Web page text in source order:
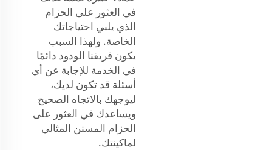
في العثور على الحزام
الذي يلبي احتياجاتك
الخاصة. ولهذا السبب
يكون فريقنا الودود دائمًا
في الخدمة للإجابة عن أي
أسئلة قد تكون لديك،
ليوجهك بالاتجاه الصحيح
ويساعدك في العثور على
الحزام المسنن المثالي
لماكينتك.